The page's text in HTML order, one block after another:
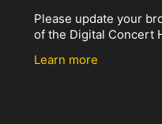
Please update your
of the Digital Concert
Learn more